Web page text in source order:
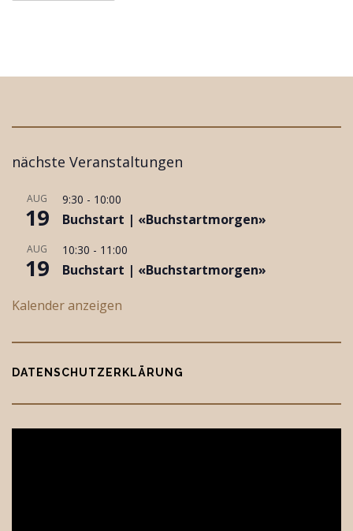
n
v
o
n
nächste Veranstaltungen
AUG
19
9:30 - 10:00
Buchstart | «Buchstartmorgen»
AUG
19
10:30 - 11:00
Buchstart | «Buchstartmorgen»
Kalender anzeigen
DATENSCHUTZERKLÄRUNG